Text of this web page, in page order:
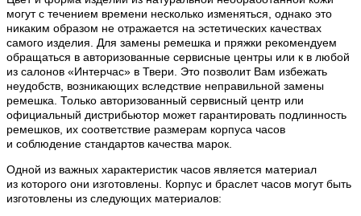
могут с течением времени несколько изменяться, однако это
никаким образом не отражается на эстетических качествах
самого изделия. Для замены ремешка и пряжки рекомендуем
обращаться в авторизованные сервисные центры или к в любой
из салонов «Интерчас» в Твери. Это позволит Вам избежать
неудобств, возникающих вследствие неправильной замены
ремешка. Только авторизованный сервисный центр или
официальный дистрибьютор может гарантировать подлинность
ремешков, их соответствие размерам корпуса часов
и соблюдение стандартов качества марок.
Одной из важных характеристик часов является материал
из которого они изготовлены. Корпус и браслет часов могут быть
изготовлены из следующих материалов: